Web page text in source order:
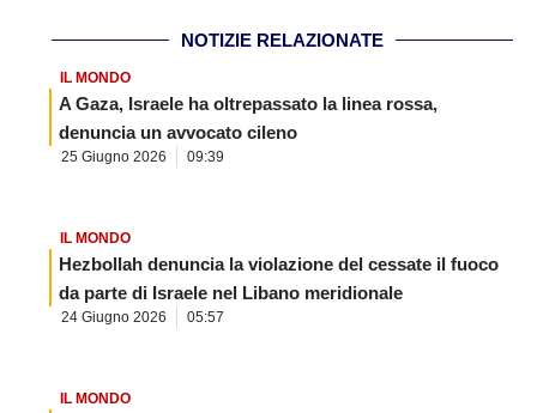
NOTIZIE RELAZIONATE
IL MONDO
A Gaza, Israele ha oltrepassato la linea rossa,
denuncia un avvocato cileno
25 Giugno 2026 09:39
IL MONDO
Hezbollah denuncia la violazione del cessate il fuoco
da parte di Israele nel Libano meridionale
24 Giugno 2026 05:57
IL MONDO